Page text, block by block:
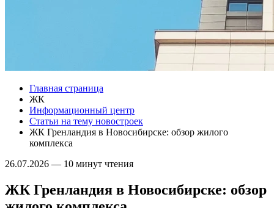
Главная страница
ЖК
Информационный центр
Статьи на тему новостроек
ЖК Гренландия в Новосибирске: обзор жилого
комплекса
26.07.2026 — 10 минут чтения
ЖК Гренландия в Новосибирске: обзор